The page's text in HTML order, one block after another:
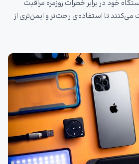
خود در برابر خطرات روزمره مراقبت
می‌کنند تا استفاده‌ی راحت‌تر و ایمن‌تری از